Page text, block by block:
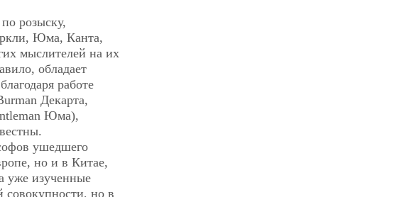
розыску,
Юма, Канта,
мыслителей на их
обладает
работе
Декарта,
Юма),
ушедшего
но и в Китае,
уже изученные
совокупности, но в